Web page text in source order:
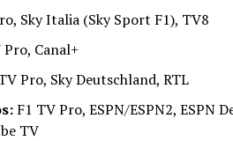
Sky Italia (Sky Sport F1), TV8
Pro, Canal+
Pro, Sky Deutschland, RTL
F1 TV Pro, ESPN/ESPN2, ESPN
TV